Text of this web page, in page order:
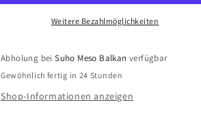
Weitere Bezahlmöglichkeiten
Abholung beiSuho Meso Balkan verfügbar
Gewöhnlich fertig in 24 Stunden
Shop-Informationen anzeigen